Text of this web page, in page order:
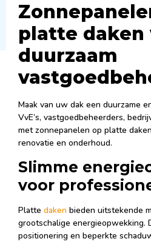
platte daken
duurzaam
Maak van uw dak een duurzame
VvE’s, vastgoedbeheerders,
met zonnepanelen op platte
renovatie en onderhoud.
Slimme
voor
Platte daken bieden uitstekende
grootschalige energieopwekking.
positionering en beperkte